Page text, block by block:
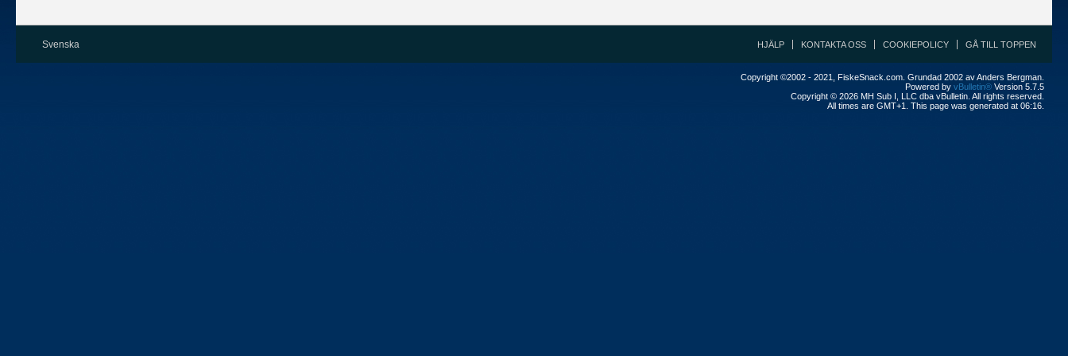
Svenska HJÄLP KONTAKTA OSS COOKIEPOLICY GÅ TILL TOPPEN
Copyright ©2002 - 2021, FiskeSnack.com. Grundad 2002 av Anders Bergman.
Powered by vBulletin® Version 5.7.5
Copyright © 2026 MH Sub I, LLC dba vBulletin. All rights reserved.
All times are GMT+1. This page was generated at 06:16.